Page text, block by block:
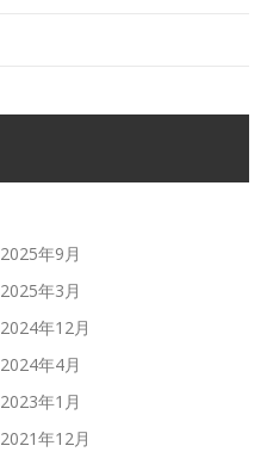
2025年9月
2025年3月
2024年12月
2024年4月
2023年1月
2021年12月